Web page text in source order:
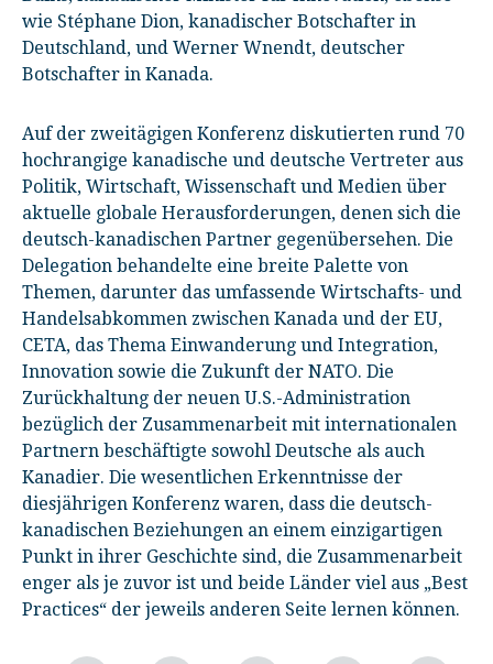
wie Stéphane Dion, kanadischer Botschafter in
Deutschland, und Werner Wnendt, deutscher
Botschafter in Kanada.
Auf der zweitägigen Konferenz diskutierten rund 70
hochrangige kanadische und deutsche Vertreter aus
Politik, Wirtschaft, Wissenschaft und Medien über
aktuelle globale Herausforderungen, denen sich die
deutsch-kanadischen Partner gegenübersehen. Die
Delegation behandelte eine breite Palette von
Themen, darunter das umfassende Wirtschafts- und
Handelsabkommen zwischen Kanada und der EU,
CETA, das Thema Einwanderung und Integration,
Innovation sowie die Zukunft der NATO. Die
Zurückhaltung der neuen U.S.-Administration
bezüglich der Zusammenarbeit mit internationalen
Partnern beschäftigte sowohl Deutsche als auch
Kanadier. Die wesentlichen Erkenntnisse der
diesjährigen Konferenz waren, dass die deutsch-
kanadischen Beziehungen an einem einzigartigen
Punkt in ihrer Geschichte sind, die Zusammenarbeit
enger als je zuvor ist und beide Länder viel aus „Best
Practices“ der jeweils anderen Seite lernen können.